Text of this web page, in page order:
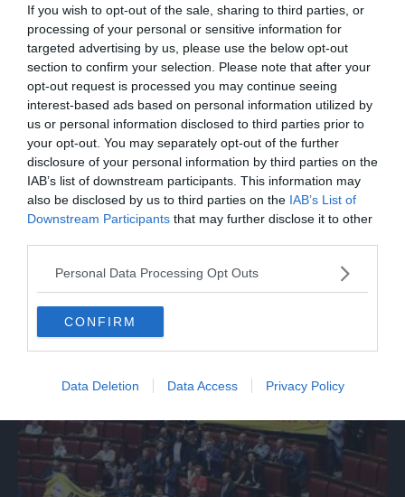
If you wish to opt-out of the sale, sharing to third parties, or
processing of your personal or sensitive information for
targeted advertising by us, please use the below opt-out
section to confirm your selection. Please note that after your
opt-out request is processed you may continue seeing
interest-based ads based on personal information utilized by
us or personal information disclosed to third parties prior to
your opt-out. You may separately opt-out of the further
disclosure of your personal information by third parties on the
IAB’s list of downstream participants. This information may
also be disclosed by us to third parties on the IAB’s List of
Downstream Participants that may further disclose it to other
Personal Data Processing Opt Outs
CONFIRM
Data Deletion Data Access Privacy Policy
Spin Time, Fratoianni: "Situazione triste e
preoccupante di un bene comune"
ITALIA
Roma, si accentuano i disagi degli sfollati
di Spin Time